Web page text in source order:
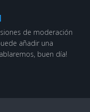
de moderación
añadir una
buen día!